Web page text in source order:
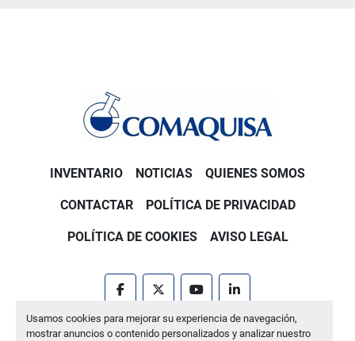
Usamos cookies para mejorar su experiencia de navegación,
mostrar anuncios o contenido personalizados y analizar nuestro
INVENTARIO NOTICIAS QUIENES SOMOS
CONTACTAR POLÍTICA DE PRIVACIDAD
POLÍTICA DE COOKIES AVISO LEGAL
facebooktwitter youtubelinkedin
Machinio Systemsitio web deMachinio